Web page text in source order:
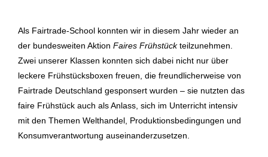
Als Fairtrade-School konnten wir in diesem Jahr wieder an
der bundesweiten Aktion Faires Frühstückteilzunehmen.
Zwei unserer Klassen konnten sich dabei nicht nur über
leckere Frühstücksboxen freuen, die freundlicherweise von
Fairtrade Deutschland gesponsert wurden – sie nutzten das
faire Frühstück auch als Anlass, sich im Unterricht intensiv
mit den Themen Welthandel, Produktionsbedingungen und
Konsumverantwortung auseinanderzusetzen.